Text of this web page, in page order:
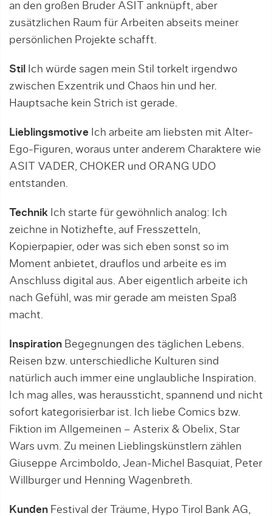
an den großen Bruder ASIT anknüpft, aber
zusätzlichen Raum für Arbeiten abseits meiner
persönlichen Projekte schafft.
Stil
Ich würde sagen mein Stil torkelt irgendwo
zwischen Exzentrik und Chaos hin und her.
Hauptsache kein Strich ist gerade.
Lieblingsmotive Ich arbeite am liebsten mit Alter-
Ego-Figuren, woraus unter anderem Charaktere wie
ASIT VADER, CHOKER und ORANG UDO
entstanden.
Technik Ich starte für gewöhnlich analog: Ich
zeichne in Notizhefte, auf Fresszetteln,
Kopierpapier, oder was sich eben sonst so im
Moment anbietet, drauflos und arbeite es im
Anschluss digital aus. Aber eigentlich arbeite ich
nach Gefühl, was mir gerade am meisten Spaß
macht.
Inspiration Begegnungen des täglichen Lebens.
Reisen bzw. unterschiedliche Kulturen sind
natürlich auch immer eine unglaubliche Inspiration.
Ich mag alles, was heraussticht, spannend und nicht
sofort kategorisierbar ist. Ich liebe Comics bzw.
Fiktion im Allgemeinen – Asterix & Obelix, Star
Wars uvm. Zu meinen Lieblingskünstlern zählen
Giuseppe Arcimboldo, Jean-Michel Basquiat, Peter
Willburger und Henning Wagenbreth.
Kunden Festival der Träume, Hypo Tirol Bank AG,